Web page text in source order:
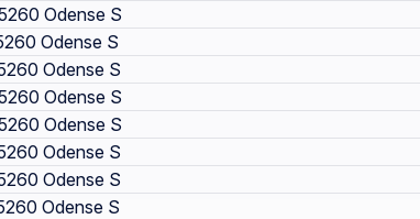
Odense S
Odense S
Odense S
Odense S
Odense S
Odense S
Odense S
Odense S